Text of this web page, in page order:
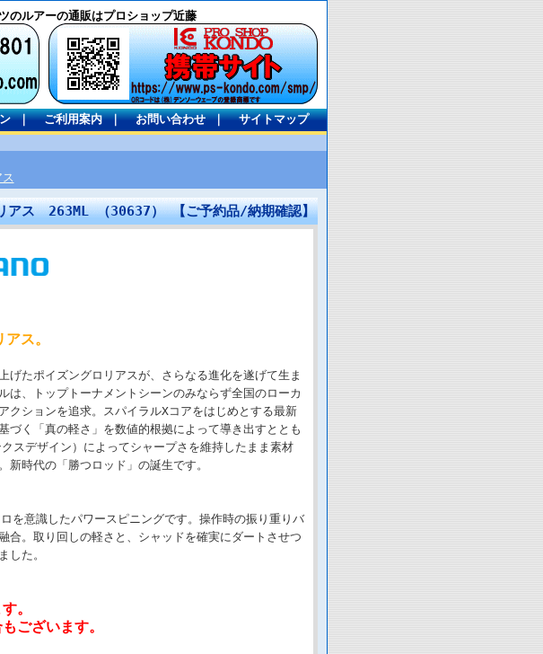
のルアーの通販はプロショップ近藤
｜ ご利用案内｜ お問い合わせ｜ サイトマップ
ス 263ML （30637） 【ご予約品/納期確認】
ス。
たポイズングロリアスが、さらなる進化を遂げて生ま
、トップトーナメントシーンのみならず全国のローカ
クションを追求。スパイラルXコアをはじめとする最新
く「真の軽さ」を数値的根拠によって導き出すととも
スデザイン）によってシャープさを維持したまま素材
時代の「勝つロッド」の誕生です。
を意識したパワースピニングです。操作時の振り重りバ
合。取り回しの軽さと、シャッドを確実にダートさせつ
した。
。
ございます。